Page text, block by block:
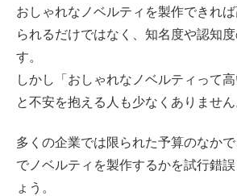
おしゃれなノベルティを製作できれ
られるだけではなく、知名度や認知
す。
しかし「おしゃれなノベルティって高
と不安を抱える人も少なくありません
多くの企業では限られた予算のなか
でノベルティを製作するかを試行錯
ょう。